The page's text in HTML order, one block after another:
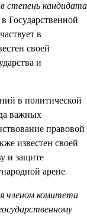
степень кандидата
Государственной
в
своей
и
в политической
важных
правовой
известен своей
и защите
арене.
членом комитета